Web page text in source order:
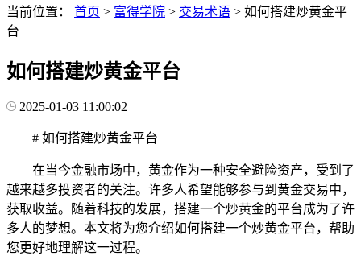
当前位置：
首页 > 富得学院 > 交易术语 > 如何搭建炒黄金平
台
如何搭建炒黄金平台
2025-01-03 11:00:02
# 如何搭建炒黄金平台
在当今金融市场中，黄金作为一种安全避险资产，受到了
越来越多投资者的关注。许多人希望能够参与到黄金交易中，
获取收益。随着科技的发展，搭建一个炒黄金的平台成为了许
多人的梦想。本文将为您介绍如何搭建一个炒黄金平台，帮助
您更好地理解这一过程。